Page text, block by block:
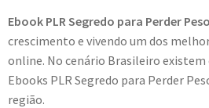
Ebook PLR Segredo para Perder
crescimento e vivendo um dos
online. No cenário Brasileiro
Ebooks PLR Segredo para Perder
região.